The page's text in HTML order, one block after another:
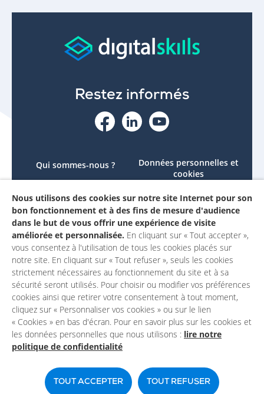
Restez informés
Qui sommes-nous ?
Le projet
Contactez-nous
Mon compte
Données personnelles et
cookies
Accessibilité : non
conforme
Mentions légales
Un site du
Nous utilisons des cookies sur notre site Internet pour son
bon fonctionnement et à des fins de mesure d'audience
dans le but de vous offrir une expérience de visite
améliorée et personnalisée. En cliquant sur « Tout accepter »,
vous consentez à l'utilisation de tous les cookies placés sur
notre site. En cliquant sur « Tout refuser », seuls les cookies
strictement nécessaires au fonctionnement du site et à sa
sécurité seront utilisés. Pour choisir ou modifier vos préférences
cookies ainsi que retirer votre consentement à tout moment,
cliquez sur « Personnaliser vos cookies » ou sur le lien
« Cookies » en bas d'écran. Pour en savoir plus sur les cookies et
les données personnelles que nous utilisons : lire notre
politique de confidentialité
TOUT ACCEPTER TOUT REFUSER